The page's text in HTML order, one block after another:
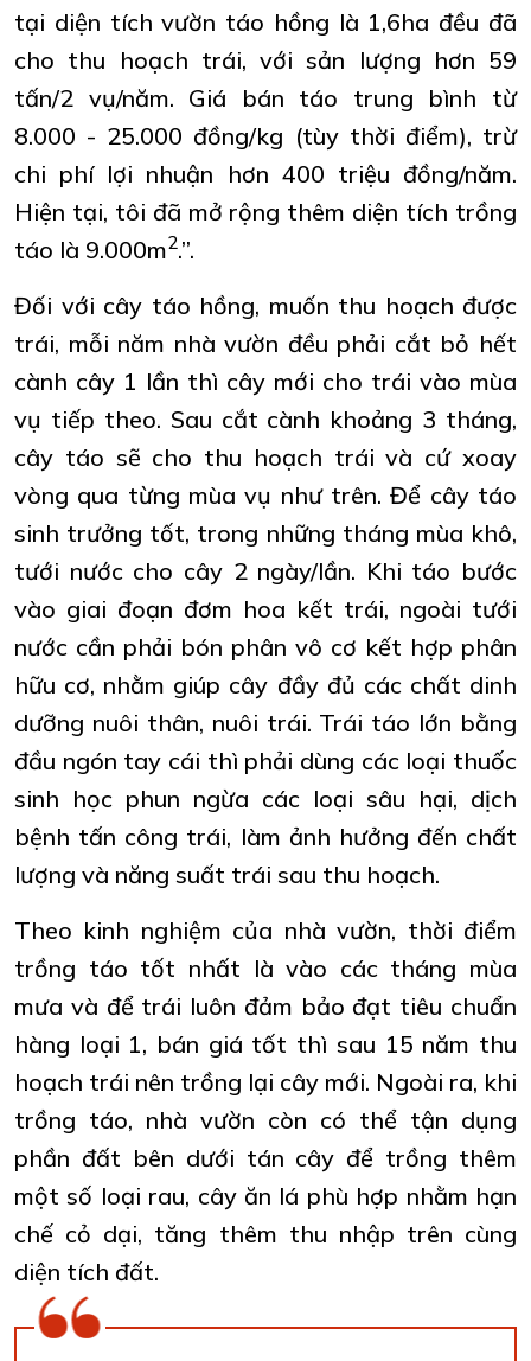
tại diện tích vườn táo hồng là 1,6ha đều đã
cho thu hoạch trái, với sản lượng hơn 59
tấn/2 vụ/năm. Giá bán táo trung bình từ
8.000 - 25.000 đồng/kg (tùy thời điểm), trừ
chi phí lợi nhuận hơn 400 triệu đồng/năm.
Hiện tại, tôi đã mở rộng thêm diện tích trồng
táo là 9.000m2.”.
Đối với cây táo hồng, muốn thu hoạch được
trái, mỗi năm nhà vườn đều phải cắt bỏ hết
cành cây 1 lần thì cây mới cho trái vào mùa
vụ tiếp theo. Sau cắt cành khoảng 3 tháng,
cây táo sẽ cho thu hoạch trái và cứ xoay
vòng qua từng mùa vụ như trên. Để cây táo
sinh trưởng tốt, trong những tháng mùa khô,
tưới nước cho cây 2 ngày/lần. Khi táo bước
vào giai đoạn đơm hoa kết trái, ngoài tưới
nước cần phải bón phân vô cơ kết hợp phân
hữu cơ, nhằm giúp cây đầy đủ các chất dinh
dưỡng nuôi thân, nuôi trái. Trái táo lớn bằng
đầu ngón tay cái thì phải dùng các loại thuốc
sinh học phun ngừa các loại sâu hại, dịch
bệnh tấn công trái, làm ảnh hưởng đến chất
lượng và năng suất trái sau thu hoạch.
Theo kinh nghiệm của nhà vườn, thời điểm
trồng táo tốt nhất là vào các tháng mùa
mưa và để trái luôn đảm bảo đạt tiêu chuẩn
hàng loại 1, bán giá tốt thì sau 15 năm thu
hoạch trái nên trồng lại cây mới. Ngoài ra, khi
trồng táo, nhà vườn còn có thể tận dụng
phần đất bên dưới tán cây để trồng thêm
một số loại rau, cây ăn lá phù hợp nhằm hạn
chế cỏ dại, tăng thêm thu nhập trên cùng
diện tích đất.